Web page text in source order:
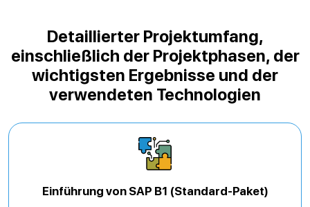
Detaillierter Projektumfang,
einschließlich der Projektphasen, der
wichtigsten Ergebnisse und der
verwendeten Technologien
Einführung von SAP B1 (Standard-Paket)